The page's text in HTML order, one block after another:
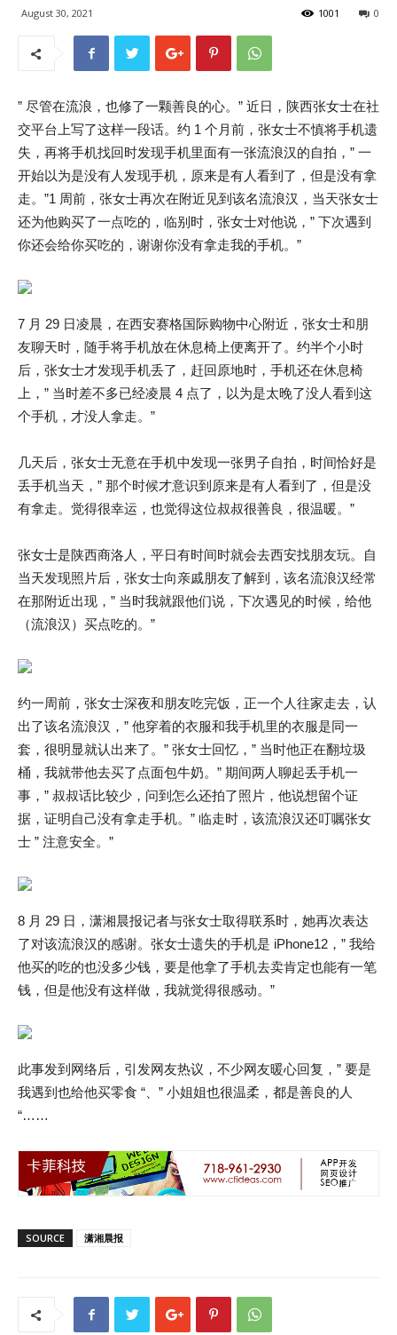
August 30, 2021 0
1001
” 尽管在流浪，也修了一颗善良的心。” 近日，陕西张女士在社
交平台上写了这样一段话。约 1 个月前，张女士不慎将手机遗
失，再将手机找回时发现手机里面有一张流浪汉的自拍，” 一
开始以为是没有人发现手机，原来是有人看到了，但是没有拿
走。”1 周前，张女士再次在附近见到该名流浪汉，当天张女士
还为他购买了一点吃的，临别时，张女士对他说，” 下次遇到
你还会给你买吃的，谢谢你没有拿走我的手机。”
7 月 29 日凌晨，在西安赛格国际购物中心附近，张女士和朋
友聊天时，随手将手机放在休息椅上便离开了。约半个小时
后，张女士才发现手机丢了，赶回原地时，手机还在休息椅
上，” 当时差不多已经凌晨 4 点了，以为是太晚了没人看到这
个手机，才没人拿走。”
几天后，张女士无意在手机中发现一张男子自拍，时间恰好是
丢手机当天，” 那个时候才意识到原来是有人看到了，但是没
有拿走。觉得很幸运，也觉得这位叔叔很善良，很温暖。”
张女士是陕西商洛人，平日有时间时就会去西安找朋友玩。自
当天发现照片后，张女士向亲戚朋友了解到，该名流浪汉经常
在那附近出现，” 当时我就跟他们说，下次遇见的时候，给他
（流浪汉）买点吃的。”
约一周前，张女士深夜和朋友吃完饭，正一个人往家走去，认
出了该名流浪汉，” 他穿着的衣服和我手机里的衣服是同一
套，很明显就认出来了。” 张女士回忆，” 当时他正在翻垃圾
桶，我就带他去买了点面包牛奶。” 期间两人聊起丢手机一
事，” 叔叔话比较少，问到怎么还拍了照片，他说想留个证
据，证明自己没有拿走手机。” 临走时，该流浪汉还叮嘱张女
士 ” 注意安全。”
8 月 29 日，潇湘晨报记者与张女士取得联系时，她再次表达
了对该流浪汉的感谢。张女士遗失的手机是 iPhone12，” 我给
他买的吃的也没多少钱，要是他拿了手机去卖肯定也能有一笔
钱，但是他没有这样做，我就觉得很感动。”
此事发到网络后，引发网友热议，不少网友暖心回复，” 要是
我遇到也给他买零食 “、” 小姐姐也很温柔，都是善良的人
“……
SOURCE 潇湘晨报